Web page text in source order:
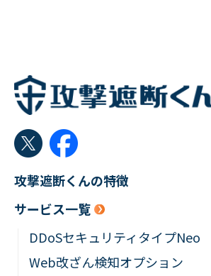
攻撃遮断くんの特徴
サービス一覧
DDoSセキュリティタイプNeo
Web改ざん検知オプション